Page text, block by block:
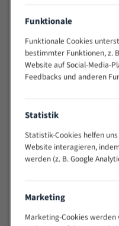
BGB nicht
bei
individuelle Auswahl
Verbraucher
persönlichen
Ihren individuellen
Zahnteilung)
diese Waren ist ein
Umstand weisen wir
Das Widerrufsrecht
Lagerware, die ohne
Funktionale
Funktionale Cookies
bestimmter Funktionen, z.
Website auf Social-Media-
Feedbacks und anderen
Statistik
Statistik-Cookies helfen
Website interagieren,
werden (z. B. Google
Marketing
Marketing-Cookies